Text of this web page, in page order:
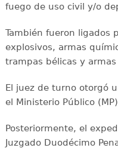
fuego de uso civil y/o
También fueron ligados
explosivos, armas
trampas bélicas y
El juez de turno otorgó
el Ministerio Público
Posteriormente, el
Juzgado Duodécimo